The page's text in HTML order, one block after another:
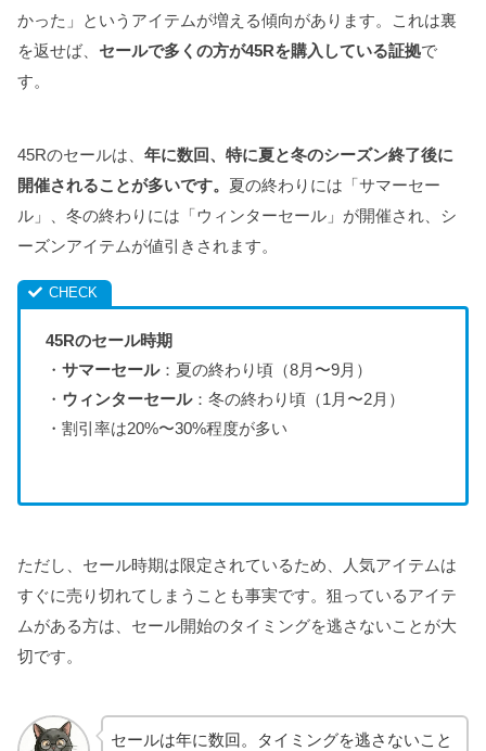
かった」というアイテムが増える傾向があります。これは裏
を返せば、 セールで多くの方が45Rを購入している証拠で
す。
45Rのセールは、 年に数回、特に夏と冬のシーズン終了後に
開催されることが多いです。 夏の終わりには「サマーセー
ル」、冬の終わりには「ウィンターセール」が開催され、シ
ーズンアイテムが値引きされます。
45Rのセール時期
・ サマーセール：夏の終わり頃（8月〜9月）
・ ウィンターセール：冬の終わり頃（1月〜2月）
・割引率は20%〜30%程度が多い
ただし、セール時期は限定されているため、人気アイテムは
すぐに売り切れてしまうことも事実です。狙っているアイテ
ムがある方は、セール開始のタイミングを逃さないことが大
切です。
セールは年に数回。タイミングを逃さないこと